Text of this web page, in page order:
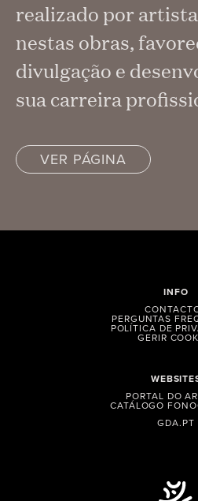
realizado por
nestas obras,
divulgação e
sua carreira
VER PÁGINA
PORTAL DO
CATÁLOGO
GDA.PT
INFO
PERGUNTAS
POLÍTICA DE
GERIR